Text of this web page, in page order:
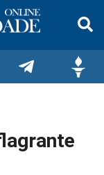
no
no